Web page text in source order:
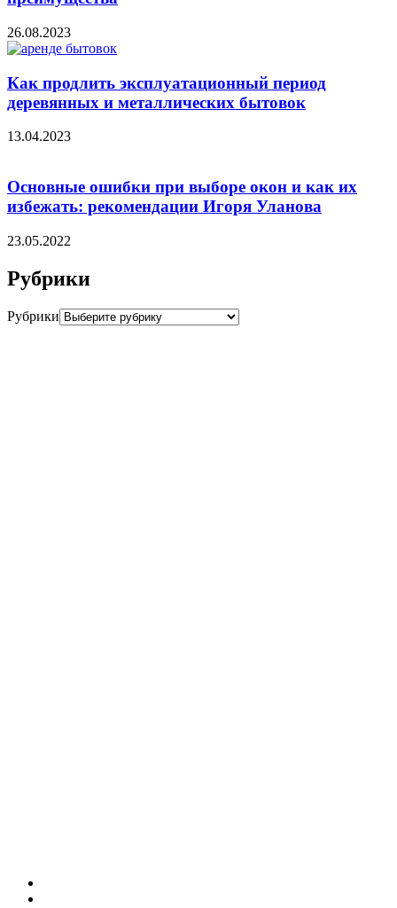
26.08.2023
Как продлить эксплуатационный период
деревянных и металлических бытовок
13.04.2023
Основные ошибки при выборе окон и как их
избежать: рекомендации Игоря Уланова
23.05.2022
Рубрики
Рубрики